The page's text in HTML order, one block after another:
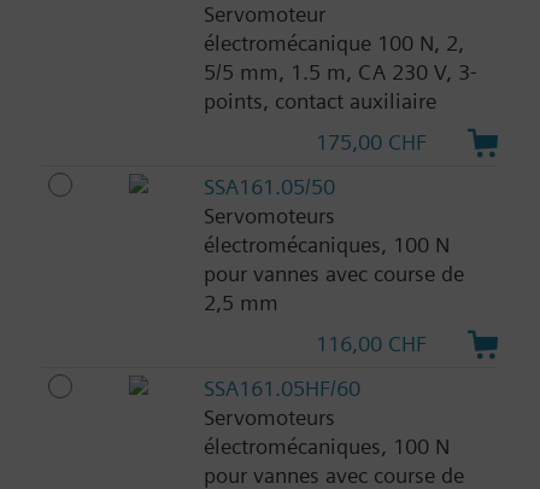
Servomoteur
électromécanique 100 N, 2,
5/5 mm, 1.5 m, CA 230 V, 3-
points, contact auxiliaire
175,00 CHF
SSA161.05/50
Servomoteurs
électromécaniques, 100 N
pour vannes avec course de
2,5 mm
116,00 CHF
SSA161.05HF/60
Servomoteurs
électromécaniques, 100 N
pour vannes avec course de